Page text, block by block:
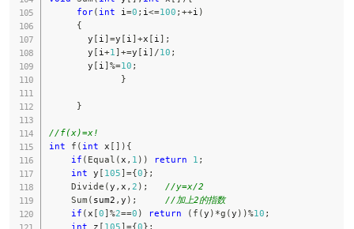
for( int i =0 ; i <=100 ; ++i )
{
       y
[ i ]=y [ i ]+x [ i ] ;
       y
[ i +1 ]+=y [ i ] /10 ;
       y
[ i ]%=10 ;
}
}
//f(x)=x!
int
f ( int x [ ] ) {
if ( Equal ( x , 1 ) ) return 1 ;
int y [ 105]={0} ;
Divide (y , x , 2 ) ;
//y=x/2
Sum ( sum2 , y ) ;
//加上2的指数
if ( x [0]%2==0 ) return ( f (y ) *g (y ) )%10 ;
int z [ 105]={0} ;